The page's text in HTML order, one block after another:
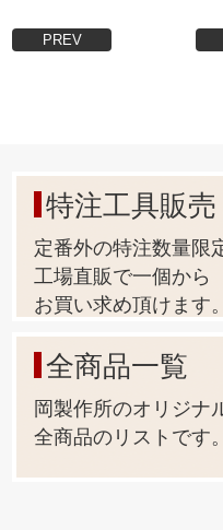
PREV
特注工具販売
定番外の特注数量限
工場直販で一個から
お買い求め頂けます。
全商品一覧
岡製作所のオリジナ
全商品のリストです。